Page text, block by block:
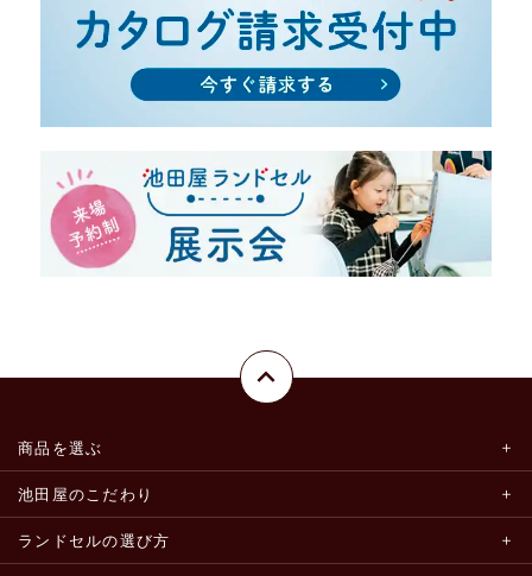
商品を選ぶ
池田屋のこだわり
ランドセルの選び方